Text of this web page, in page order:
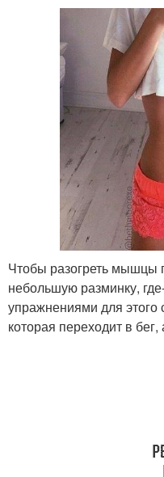
Чтобы разогреть мышцы
небольшую разминку,
упражнениями для этого
которая переходит в